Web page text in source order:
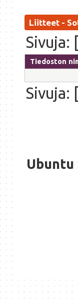
Liitteet -
Sivuja: [
Tiedoston
Sivuja: [
Ubuntu